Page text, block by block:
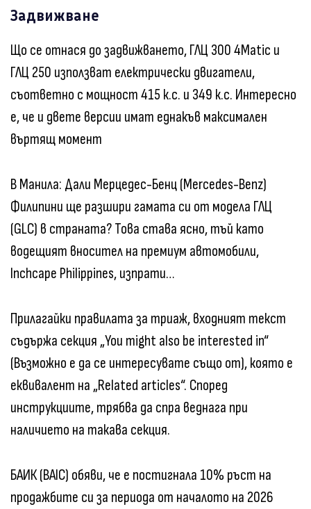
Задвижване
Що се отнася до задвижването, ГЛЦ 300 4Matic и
ГЛЦ 250 използват електрически двигатели,
съответно с мощност 415 к.с. и 349 к.с. Интересно
е, че и двете версии имат еднакъв максимален
въртящ момент
В Манила: Дали Мерцедес-Бенц (Mercedes-Benz)
Филипини ще разшири гамата си от модела ГЛЦ
(GLC) в страната? Това става ясно, тъй като
водещият вносител на премиум автомобили,
Inchcape Philippines, изпрати…
Прилагайки правилата за триаж, входният текст
съдържа секция „You might also be interested in“
(Възможно е да се интересувате също от), която е
еквивалент на „Related articles“. Според
инструкциите, трябва да спра веднага при
наличието на такава секция.
БАИК (BAIC) обяви, че е постигнала 10% ръст на
продажбите си за периода от началото на 2026